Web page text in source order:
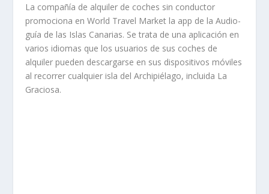
La compañía de alquiler de coches sin conductor
promociona en World Travel Market la app de la Audio-
guía de las Islas Canarias. Se trata de una aplicación en
varios idiomas que los usuarios de sus coches de
alquiler pueden descargarse en sus dispositivos móviles
al recorrer cualquier isla del Archipiélago, incluida La
Graciosa.